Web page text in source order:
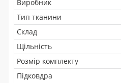
Виробник
Тип тканини
Склад
Щільність
Розмір комплекту
Підковдра